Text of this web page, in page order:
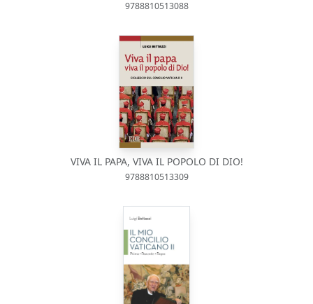
9788810513088
VIVA IL PAPA, VIVA IL POPOLO DI DIO!
9788810513309